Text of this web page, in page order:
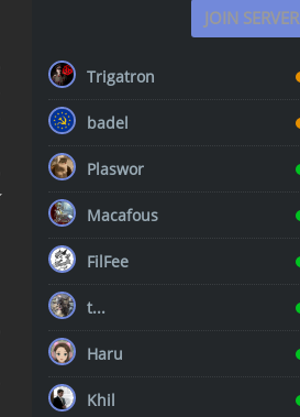
JOIN SERVER
Trigatron
badel
Plaswor
Macafous
FilFee
t...
Haru
Khil